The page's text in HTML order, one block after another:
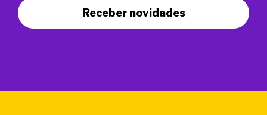
Receber novidades